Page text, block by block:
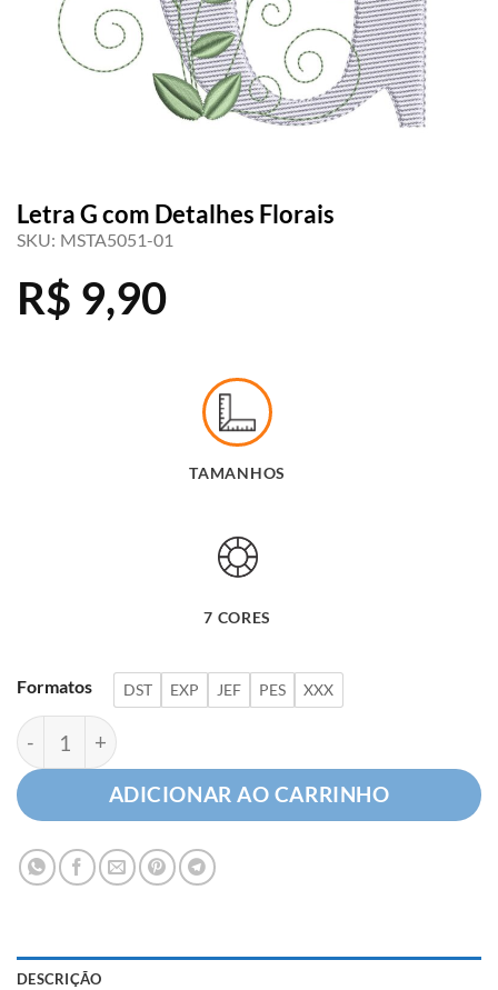
Letra G com Detalhes Florais
SKU: MSTA5051-01
R$ 9,90
TAMANHOS
7 CORES
Formatos DST EXP JEF PES XXX
Letra G com Detalhes Florais quantidade
ADICIONAR AO CARRINHO
DESCRIÇÃO